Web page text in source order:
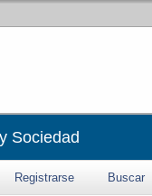
Sociedad
Registrarse Buscar